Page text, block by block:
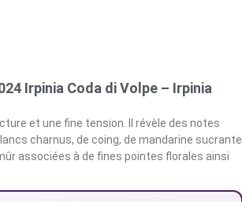
Irpinia Coda di Volpe – Irpinia
et une fine tension. Il révèle des notes
charnus, de coing, de mandarine sucrante
associées à de fines pointes florales ainsi